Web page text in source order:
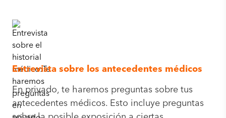
Entrevista sobre los antecedentes médicos
En privado, te haremos preguntas sobre tus
antecedentes médicos. Esto incluye preguntas